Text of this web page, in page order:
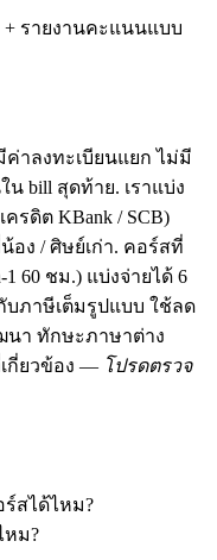
+ รายงานคะแนนแบบ
ค่าลงทะเบียนแยก ไม่มี
bill สุดท้าย. เราแบ่ง
รดิต KBank / SCB)
อง / ศิษย์เก่า. คอร์สที่
1 60 ชม.) แบ่งจ่ายได้ 6
บภาษีเต็มรูปแบบ ใช้ลด
า ทักษะภาษาต่าง
กี่ยวข้อง — โปรดตรวจ
ร์สได้ไหม?
หม?